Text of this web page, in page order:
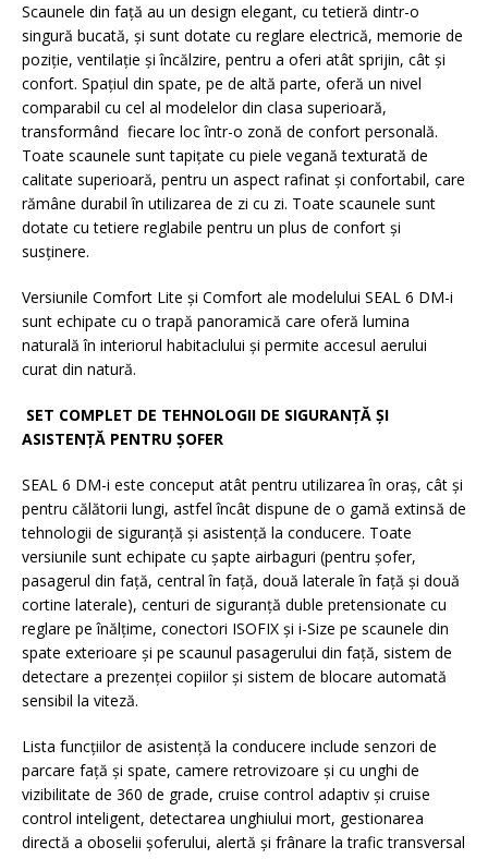
Scaunele din față au un design elegant, cu tetieră dintr-o
singură bucată, și sunt dotate cu reglare electrică, memorie de
poziție, ventilație și încălzire, pentru a oferi atât sprijin, cât și
confort. Spațiul din spate, pe de altă parte, oferă un nivel
comparabil cu cel al modelelor din clasa superioară,
transformând fiecare loc într-o zonă de confort personală.
Toate scaunele sunt tapițate cu piele vegană texturată de
calitate superioară, pentru un aspect rafinat și confortabil, care
rămâne durabil în utilizarea de zi cu zi. Toate scaunele sunt
dotate cu tetiere reglabile pentru un plus de confort și
susținere.
Versiunile Comfort Lite și Comfort ale modelului SEAL 6 DM-i
sunt echipate cu o trapă panoramică care oferă lumina
naturală în interiorul habitaclului și permite accesul aerului
curat din natură.
SET COMPLET DE TEHNOLOGII DE SIGURANȚĂ ȘI
ASISTENȚĂ PENTRU ȘOFER
SEAL 6 DM-i este conceput atât pentru utilizarea în oraș, cât și
pentru călătorii lungi, astfel încât dispune de o gamă extinsă de
tehnologii de siguranță și asistență la conducere. Toate
versiunile sunt echipate cu șapte airbaguri (pentru șofer,
pasagerul din față, central în față, două laterale în față și două
cortine laterale), centuri de siguranță duble pretensionate cu
reglare pe înălțime, conectori ISOFIX și i-Size pe scaunele din
spate exterioare și pe scaunul pasagerului din față, sistem de
detectare a prezenței copiilor și sistem de blocare automată
sensibil la viteză.
Lista funcțiilor de asistență la conducere include senzori de
parcare față și spate, camere retrovizoare și cu unghi de
vizibilitate de 360 de grade, cruise control adaptiv și cruise
control inteligent, detectarea unghiului mort, gestionarea
directă a oboselii șoferului, alertă și frânare la trafic transversal